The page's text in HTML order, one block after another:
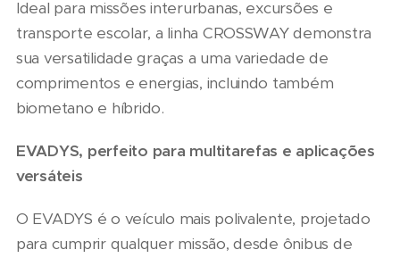
Ideal para missões interurbanas, excursões e
transporte escolar, a linha CROSSWAY demonstra
sua versatilidade graças a uma variedade de
comprimentos e energias, incluindo também
biometano e híbrido.
EVADYS, perfeito para multitarefas e aplicações
versáteis
O EVADYS é o veículo mais polivalente, projetado
para cumprir qualquer missão, desde ônibus de